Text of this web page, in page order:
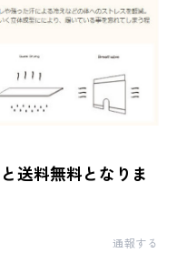
送料無料となりま
通報する